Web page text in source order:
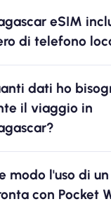
eSIM
di telefono
dati ho
il viaggio in
modo l'uso di
con Pocket